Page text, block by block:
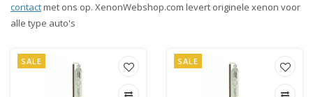
contactmet ons op. XenonWebshop.com levert originele xenon voor
alle type auto's
SALE SALE